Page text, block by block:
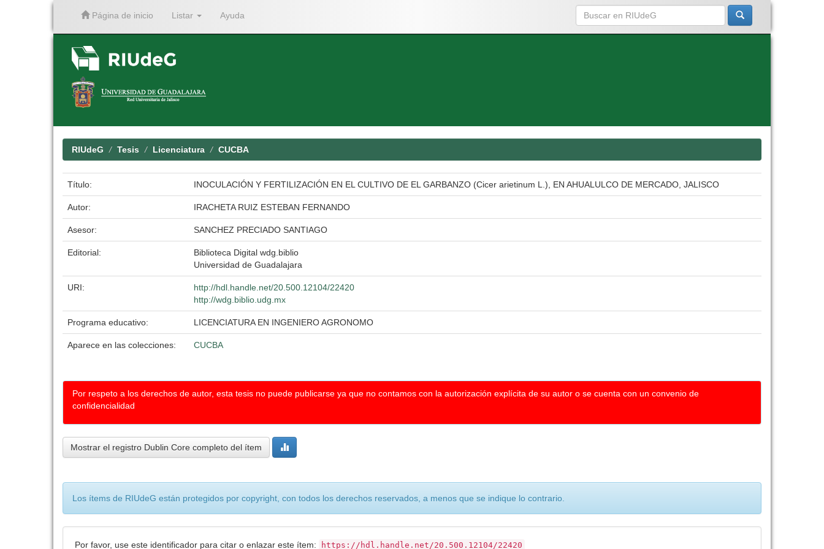
Página de inicio Listar Ayuda
RIUdeG Tesis Licenciatura CUCBA
Título: INOCULACIÓN Y FERTILIZACIÓN EN EL CULTIVO DE EL GARBANZO (Cicer arietinum L.), EN AHUALULCO DE MERCADO, JALISCO
Autor: IRACHETA RUIZ ESTEBAN FERNANDO
Asesor: SANCHEZ PRECIADO SANTIAGO
Editorial:
Biblioteca Digital wdg.biblio
Universidad de Guadalajara
URI:
http://hdl.handle.net/20.500.12104/22420
http://wdg.biblio.udg.mx
Programa educativo: LICENCIATURA EN INGENIERO AGRONOMO
Aparece en las colecciones: CUCBA
Por respeto a los derechos de autor, esta tesis no puede publicarse ya que no contamos con la autorización explícita de su autor o se cuenta con un convenio de
confidencialidad
Mostrar el registro Dublin Core completo del ítem
Los ítems de RIUdeG están protegidos por copyright, con todos los derechos reservados, a menos que se indique lo contrario.
Por favor, use este identificador para citar o enlazar este ítem: https://hdl.handle.net/20.500.12104/22420